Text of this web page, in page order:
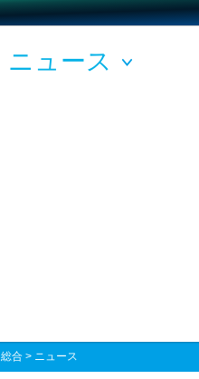
ニュース
総合 > ニュース